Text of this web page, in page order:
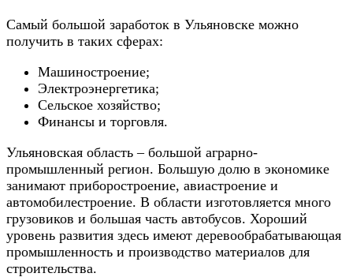
Самый большой заработок в Ульяновске можно
получить в таких сферах:
Машиностроение;
Электроэнергетика;
Сельское хозяйство;
Финансы и торговля.
Ульяновская область – большой аграрно-
промышленный регион. Большую долю в экономике
занимают приборостроение, авиастроение и
автомобилестроение. В области изготовляется много
грузовиков и большая часть автобусов. Хороший
уровень развития здесь имеют деревообрабатывающая
промышленность и производство материалов для
строительства.